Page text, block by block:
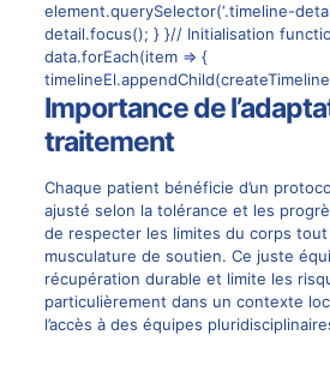
element.querySelector(‘.timeline-
detail.focus(); } }// Initialisation
data.forEach(item => {
Importance de
traitement
Chaque patient bénéficie d’un
ajusté selon la tolérance et les
de respecter les limites du corps
musculature de soutien. Ce juste
récupération durable et limite les
particulièrement dans un contexte
l’accès à des équipes